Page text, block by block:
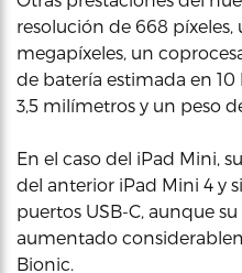
resolución de 668 píxeles,
megapíxeles, un
de batería estimada en 10
3,5 milímetros y un peso
En el caso del iPad Mini,
del anterior iPad Mini 4 y
puertos USB-C, aunque
aumentado
Bionic.